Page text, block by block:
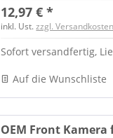
12,97 € *
inkl. Ust.zzgl. Versandkosten
Sofort versandfertig,
Auf die Wunschliste
OEM Front Kamera